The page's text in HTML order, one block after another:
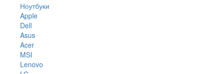
Ноутбуки
Apple
Dell
Asus
Acer
MSI
Lenovo